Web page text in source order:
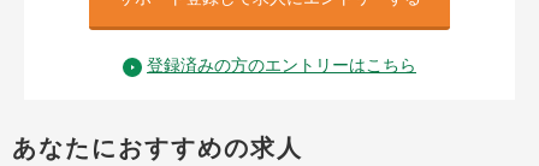
登録済みの方のエントリーはこちら
あなたにおすすめの求人